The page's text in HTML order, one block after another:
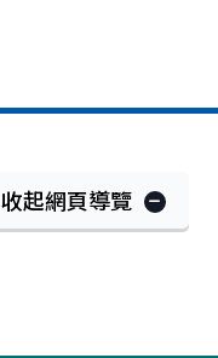
收起網頁導覽